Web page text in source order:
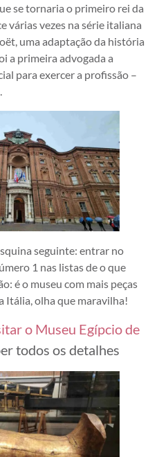
se tornaria o primeiro rei da
várias vezes na série italiana
uma adaptação da história
a primeira advogada a
para exercer a profissão –
seguinte: entrar no
1 nas listas de o que
é o museu com mais peças
Itália, olha que maravilha!
o Museu Egípcio de
todos os detalhes